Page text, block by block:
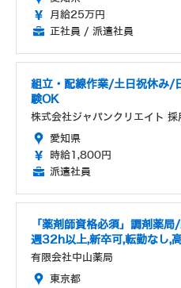
月給25万円
正社員 / 派遣社員
組立・配線作業/土日祝休み/
験OK
株式会社ジャパンクリエイト 採
愛知県
時給1,800円
派遣社員
「薬剤師資格必須」調剤薬
週32h以上,新卒可,転勤なし,
有限会社中山薬局
東京都